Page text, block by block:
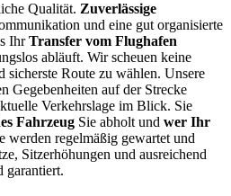
Qualität. Zuverlässige
und eine gut organisierte
IhrTransfer vom Flughafen
abläuft. Wir scheuen keine
sicherste Route zu wählen. Unsere
Gegebenheiten auf der Strecke
Verkehrslage im Blick. Sie
Fahrzeug Sie abholt und wer Ihr
werden regelmäßig gewartet und
Sitzerhöhungen und ausreichend
garantiert.